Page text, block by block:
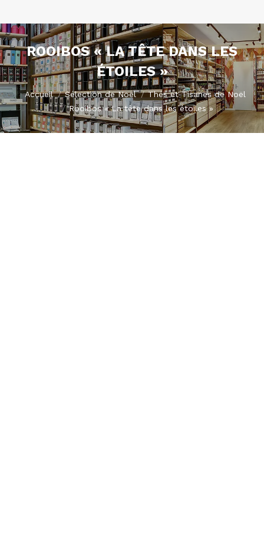
ROOIBOS « LA TÊTE DANS LES
ÉTOILES »
Vous êtes ici :
Accueil Sélection de Noël
Thés et Tisanes de Noël
Rooibos « La tête dans les étoiles »